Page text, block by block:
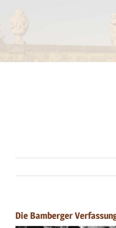
Inhalt
springen
Die Bamberger